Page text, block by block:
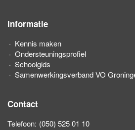
Informatie
Kennis maken
Ondersteuningsprofiel
Schoolgids
Samenwerkingsverband VO
Contact
Telefoon: (050) 525 01 10